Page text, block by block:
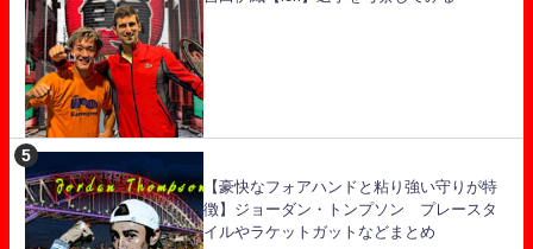
【豪快なフォアハンドと粘り強い守りが特
徴】ジョーダン・トンプソン プレースタ
イルやラケットガットなどまとめ